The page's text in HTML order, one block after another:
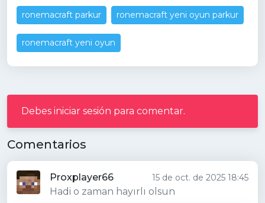
ronemacraft parkur ronemacraft yeni oyun parkur
ronemacraft yeni oyun
Debes iniciar sesión para comentar.
Comentarios
Proxplayer66 15 de oct. de 2025 18:45
Hadi o zaman hayırlı olsun